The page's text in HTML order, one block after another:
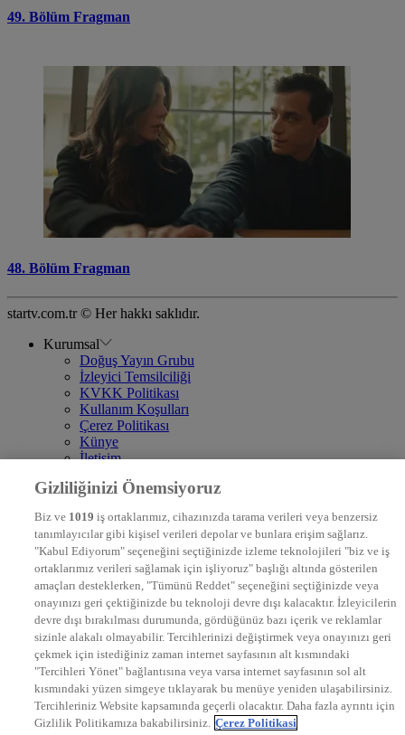
49. Bölüm Fragman
48. Bölüm Fragman
startv.com.tr © Her hakkı saklıdır.
Kurumsal
Doğuş Yayın Grubu
İzleyici Temsilciliği
KVKK Politikası
Kullanım Koşulları
Çerez Politikası
Künye
İletişim
DYG Televizyonlar
STAR
EURO STAR
KRAL POP TV
DYG Radyolar
NTV RADYO
KRAL FM
KRAL POP
EKSEN
VOYAGE
DYG Dijital
ntv.com.tr
ntvspor.net
secim.ntv.com.tr
Gizliliğinizi Önemsiyoruz
Biz ve 1019 iş ortaklarımız, cihazınızda tarama verileri veya benzersiz
tanımlayıcılar gibi kişisel verileri depolar ve bunlara erişim sağlarız.
"Kabul Ediyorum" seçeneğini seçtiğinizde izleme teknolojileri "biz ve iş
ortaklarımız verileri sağlamak için işliyoruz" başlığı altında gösterilen
amaçları desteklerken, "Tümünü Reddet" seçeneğini seçtiğinizde veya
onayınızı geri çektiğinizde bu teknoloji devre dışı kalacaktır. İzleyicilerin
devre dışı bırakılması durumunda, gördüğünüz bazı içerik ve reklamlar
sizinle alakalı olmayabilir. Tercihlerinizi değiştirmek veya onayınızı geri
çekmek için istediğiniz zaman internet sayfasının alt kısmındaki
"Tercihleri Yönet" bağlantısına veya varsa internet sayfasının sol alt
kısmındaki yüzen simgeye tıklayarak bu menüye yeniden ulaşabilirsiniz.
Tercihleriniz Website kapsamında geçerli olacaktır. Daha fazla ayrıntı için
Gizlilik Politikamıza bakabilirsiniz. Çerez Politikasi